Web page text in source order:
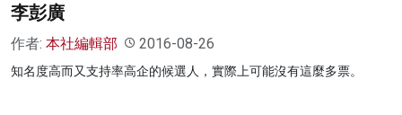
李彭廣
作者: 本社編輯部 2016-08-26
知名度高而又支持率高企的候選人，實際上可能沒有這麼多票。